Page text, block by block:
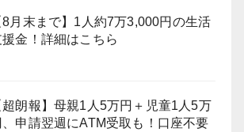
8月末まで】1人約7万3,000円の生活
援金！詳細はこちら
超朗報】母親1人5万円＋児童1人5万
、申請翌週にATM受取も！口座不要